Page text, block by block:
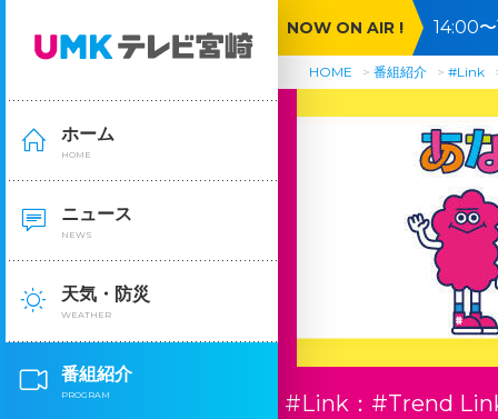
ホーム
HOME
ニュース
NEWS
天気・防災
WEATHER
番組紹介
PROGRAM
NOW ON AIR ! 14:00
HOME 番組紹介 #Link
#Link： #Trend